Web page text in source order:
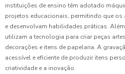
instituições de ensino têm adotado
projetos educacionais, permitindo que
e desenvolvam habilidades práticas.
utilizam a tecnologia para criar peças
decorações e itens de papelaria. A
acessível e eficiente de produzir itens
criatividade e a inovação.